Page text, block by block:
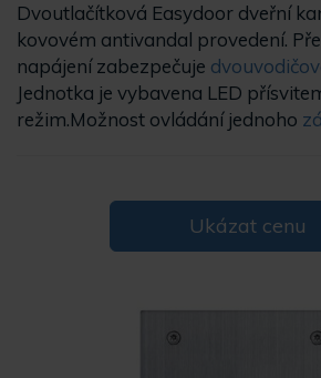
Dvoutlačítková Easydoor dveřní
kovovém antivandal provedení.
napájení zabezpečuje
Jednotka je vybavena LED
režim.Možnost ovládání jednoho
Ukázat cenu